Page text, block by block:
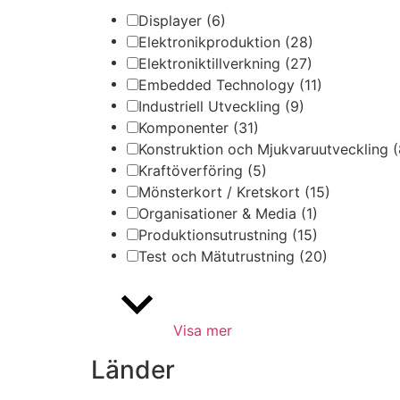
Displayer (6)
Elektronikproduktion (28)
Elektroniktillverkning (27)
Embedded Technology (11)
Industriell Utveckling (9)
Komponenter (31)
Konstruktion och Mjukvaruutveckling
Kraftöverföring (5)
Mönsterkort / Kretskort (15)
Organisationer & Media (1)
Produktionsutrustning (15)
Test och Mätutrustning (20)
Visa mer
Länder